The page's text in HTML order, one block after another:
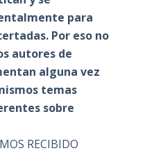
para
Por eso no
autores de
alguna vez
temas
sobre
RECIBIDO